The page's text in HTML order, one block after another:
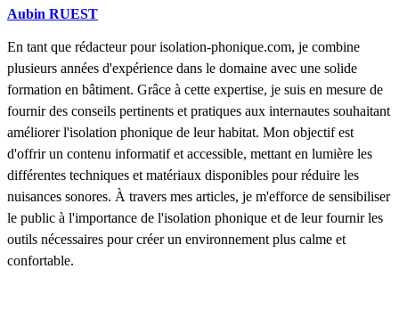
Aubin RUEST
En tant que rédacteur pour isolation-phonique.com, je combine
plusieurs années d'expérience dans le domaine avec une solide
formation en bâtiment. Grâce à cette expertise, je suis en mesure de
fournir des conseils pertinents et pratiques aux internautes souhaitant
améliorer l'isolation phonique de leur habitat. Mon objectif est
d'offrir un contenu informatif et accessible, mettant en lumière les
différentes techniques et matériaux disponibles pour réduire les
nuisances sonores. À travers mes articles, je m'efforce de sensibiliser
le public à l'importance de l'isolation phonique et de leur fournir les
outils nécessaires pour créer un environnement plus calme et
confortable.